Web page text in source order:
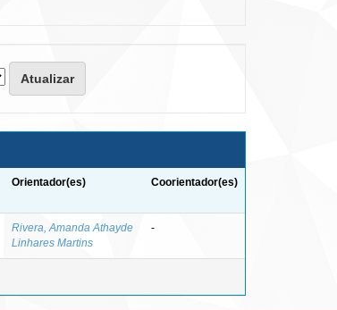
Orientador(es) Coorientador(es)
Rivera, Amanda Athayde
Linhares Martins
-